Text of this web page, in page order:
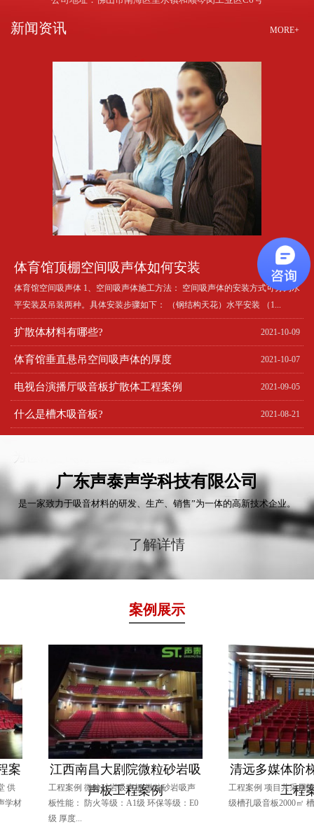
MORE+
新闻资讯
体育馆顶棚空间吸声体如何安装
体育馆空间吸声体 1、空间吸声体施工方法： 空间吸声体的安装方式可分为水
平安装及吊装两种。具体安装步骤如下： （钢结构天花）水平安装 （1...
2021-10-09
扩散体材料有哪些?
2021-10-07
体育馆垂直悬吊空间吸声体的厚度
2021-09-05
电视台演播厅吸音板扩散体工程案例
2021-08-21
什么是槽木吸音板?
广东声泰声学科技有限公司
是一家致力于吸音材料的研发、生产、销售”为一体的高新技术企业。
了解详情
案例展示
材
江西南昌大剧院微粒砂岩吸
声板工程案例
工程案例 微粒砂岩吸声板 微粒砂岩吸声
板性能： 防火等级：A1级 环保等级：E0
级 厚度...
清远多媒体阶梯
工程案
工程案例 项目共采用阻
级槽孔吸音板2000㎡ 槽